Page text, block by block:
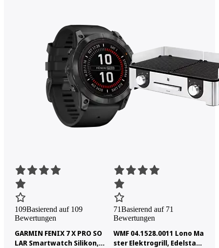
109Basierend auf 109
Bewertungen
GARMIN FENIX 7 X PRO SO
LAR Smartwatch Silikon, 1
71Basierend auf 71
Bewertungen
WMF 04.1528.0011 Lono Ma
ster Elektrogrill, Edelstah